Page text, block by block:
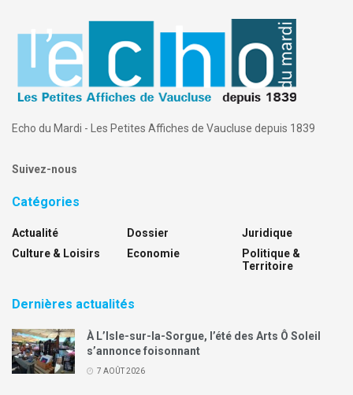
Echo du Mardi - Les Petites Affiches de Vaucluse depuis 1839
Suivez-nous
Catégories
Actualité
Culture & Loisirs
Dossier
Economie
Juridique
Politique &
Territoire
Dernières actualités
À L’Isle-sur-la-Sorgue, l’été des Arts Ô Soleil
s’annonce foisonnant
7 AOÛT 2026